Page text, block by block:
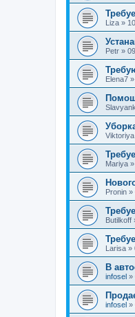
Liza »
Petr »
Elena7 »
Viktoriya
Mariya »
Pronin »
Butilkoff
Larisa »
В
infosel »
infosel »